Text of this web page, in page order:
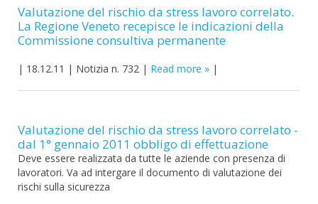
Valutazione del rischio da stress lavoro correlato.
La Regione Veneto recepisce le indicazioni della
Commissione consultiva permanente
| 18.12.11 | Notizia n. 732 | Read more |
Valutazione del rischio da stress lavoro correlato -
dal 1° gennaio 2011 obbligo di effettuazione
Deve essere realizzata da tutte le aziende con presenza di
lavoratori. Va ad intergare il documento di valutazione dei
rischi sulla sicurezza